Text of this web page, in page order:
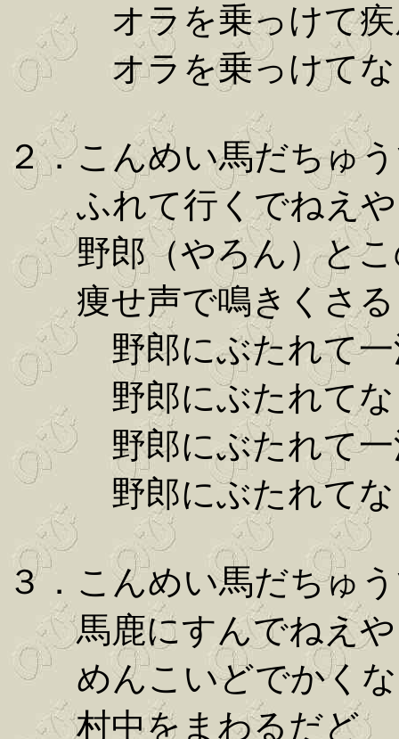
オラを乗っけて疾
オラを乗っけてな
２．こんめい馬だちゅ
ふれて行くでねえや
野郎（やろん）とこ
痩せ声で鳴きくさる
野郎にぶたれて一
野郎にぶたれてな
野郎にぶたれて一
野郎にぶたれてな
３．こんめい馬だち
馬鹿にすんでねえや
めんこいどでかくな
村中をまわるだど